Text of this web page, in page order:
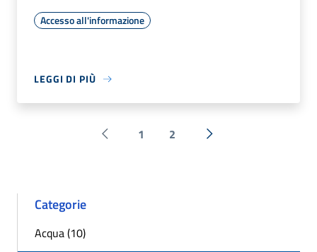
Accesso all'informazione
LEGGI DI PIÙ
Pagina precedente
1 2 Successiva »
Categorie
Acqua (10)